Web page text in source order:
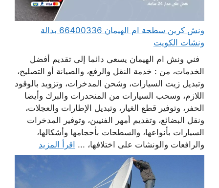
ونش كرين سطحة ام الهيمان 66400336 بدالة
ونشات الكويت
فني ونش ام الهيمان يسعى دائما إلى تقديم أفضل
الخدمات، من : خدمة النقل والرفع، والصيانة أو التصليح،
وتبديل زيت السيارات، وشحن المدخرات، وتزويد بالوقود
اللازم، وسحب السيارات من المنحدرات والبرك وأيضا
الحفر، وتوفير قطع الغيار، وتبديل الإطارات والعجلات،
ونقل البضائع، وتقديم أمهر الفنيين، وتوفير المدخرات
السيارات بأنواعها، والسطحات بأحجامها وأشكالها،
والرافعات والونشات على اختلافها، ... اقرأ المزيد